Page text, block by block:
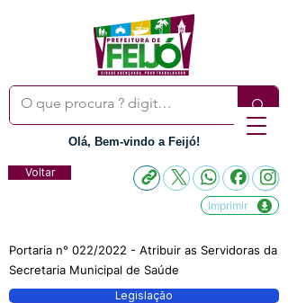
Olá, Bem-vindo a Feijó!
Voltar
Imprimir
Portaria n° 022/2022 - Atribuir as Servidoras da
Secretaria Municipal de Saúde
Legislação